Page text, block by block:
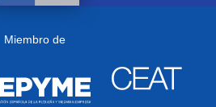
Miembro de